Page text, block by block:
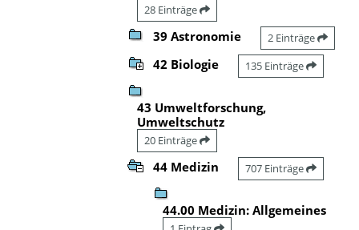
28 Einträge
39 Astronomie 2 Einträge
42 Biologie 135 Einträge
43 Umweltforschung,
Umweltschutz
20 Einträge
44 Medizin 707 Einträge
44.00 Medizin: Allgemeines